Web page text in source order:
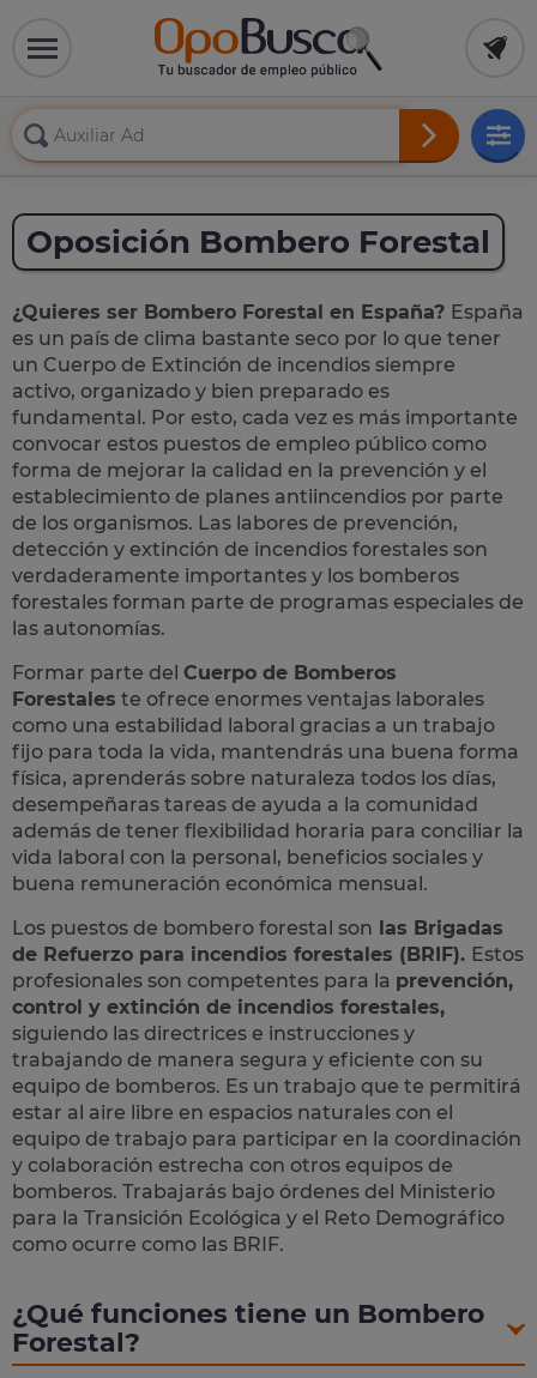
Oposición Bombero Forestal
¿Quieres ser Bombero Forestal en España? España
es un país de clima bastante seco por lo que tener
un Cuerpo de Extinción de incendios siempre
activo, organizado y bien preparado es
fundamental. Por esto, cada vez es más importante
convocar estos puestos de empleo público como
forma de mejorar la calidad en la prevención y el
establecimiento de planes antiincendios por parte
de los organismos. Las labores de prevención,
detección y extinción de incendios forestales son
verdaderamente importantes y los bomberos
forestales forman parte de programas especiales de
las autonomías.
Formar parte del Cuerpo de Bomberos
Forestales te ofrece enormes ventajas laborales
como una estabilidad laboral gracias a un trabajo
fijo para toda la vida, mantendrás una buena forma
física, aprenderás sobre naturaleza todos los días,
desempeñaras tareas de ayuda a la comunidad
además de tener flexibilidad horaria para conciliar la
vida laboral con la personal, beneficios sociales y
buena remuneración económica mensual.
Los puestos de bombero forestal son las Brigadas
de Refuerzo para incendios forestales (BRIF). Estos
profesionales son competentes para la prevención,
control y extinción de incendios forestales,
siguiendo las directrices e instrucciones y
trabajando de manera segura y eficiente con su
equipo de bomberos. Es un trabajo que te permitirá
estar al aire libre en espacios naturales con el
equipo de trabajo para participar en la coordinación
y colaboración estrecha con otros equipos de
bomberos. Trabajarás bajo órdenes del Ministerio
para la Transición Ecológica y el Reto Demográfico
como ocurre como las BRIF.
¿Qué funciones tiene un Bombero
Forestal?